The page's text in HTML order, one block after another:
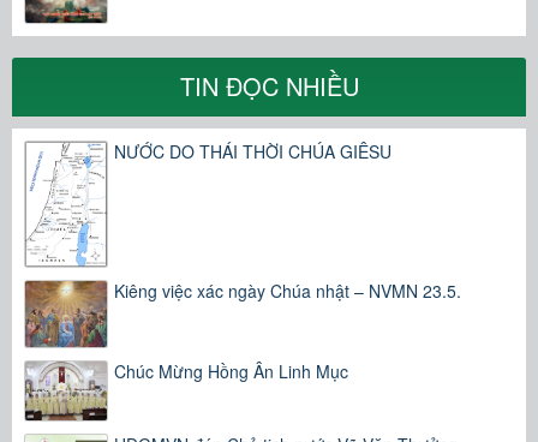
TIN ĐỌC NHIỀU
NƯỚC DO THÁI THỜI CHÚA GIÊSU
Kiêng việc xác ngày Chúa nhật – NVMN 23.5.
Chúc Mừng Hồng Ân Linh Mục